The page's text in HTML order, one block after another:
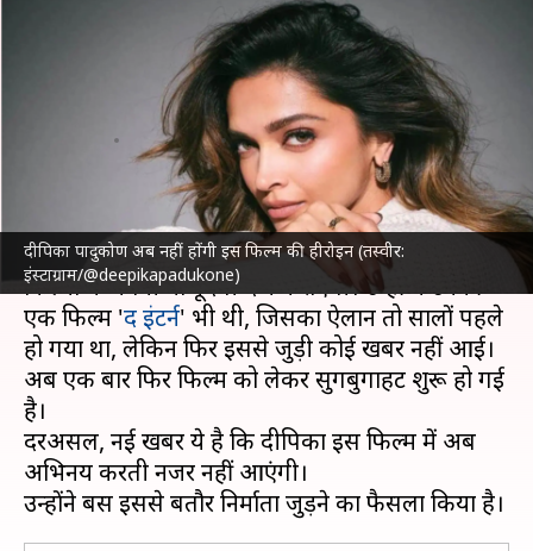
दीपिका पादुकोण अब नहीं होंगी इस फिल्म की हीरोइन (तस्वीर:
इंस्टाग्राम/@deepikapadukone)
दीपिका पादुकोण ने छोड़ा अमिताभ
बच्चन का साथ, 'द इंटर्न' में अब
करेंगी केवल ये काम
Aug 10, 2025 10:23 am
दीपिका पादुकोणआने वाले दिनों में एक से बढ़कर एक
फिल्मों में अपनी मौजूदगी दर्ज कराएंगी। उन्हीं में उनकी
एक फिल्म 'द इंटर्न' भी थी, जिसका ऐलान तो सालों पहले
हो गया था, लेकिन फिर इससे जुड़ी कोई खबर नहीं आई।
अब एक बार फिर फिल्म को लेकर सुगबुगाहट शुरू हो गई
है।
दरअसल, नई खबर ये है कि दीपिका इस फिल्म में अब
अभिनय करती नजर नहीं आएंगी।